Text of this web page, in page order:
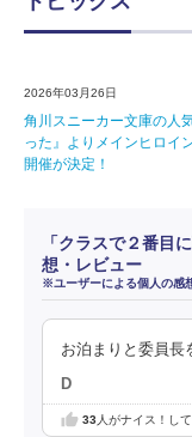
2026年03月26日
角川スニーカー文庫の人
った』よりメインヒロイ
開催が決定！
「クラスで２番目
想・レビュー
※ユーザーによる個人の感
お泊まりと委員
D
33人がナイス！し